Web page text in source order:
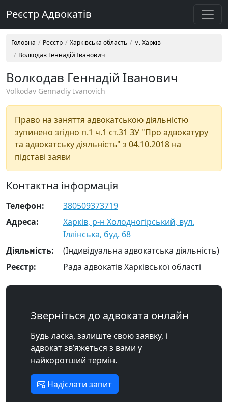
Реєстр Адвокатів
Головна Реєстр Харківська область
м. Харків
Волкодав Геннадій Іванович
Волкодав Геннадій Іванович
Volkodav Gennadiy Ivanovich
Право на заняття адвокатською діяльністю
зупинено згідно п.1 ч.1 ст.31 ЗУ "Про адвокатуру
та адвокатську діяльність" з 04.10.2018 на
підставі заяви
Контактна інформація
Телефон:
380509373719
Адреса:
Харків, р-н Холодногірський, вул.
Іллінська, буд. 68
Діяльність:
(Індивідуальна адвокатська діяльність)
Реєстр:
Рада адвокатів Харківської області
Зверніться до адвоката онлайн
Будь ласка, залиште свою заявку, і
адвокат зв’яжеться з вами у
найкоротший термін.
Надіслати запит